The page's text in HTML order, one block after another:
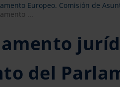
Europeo. Comisión de
...
del